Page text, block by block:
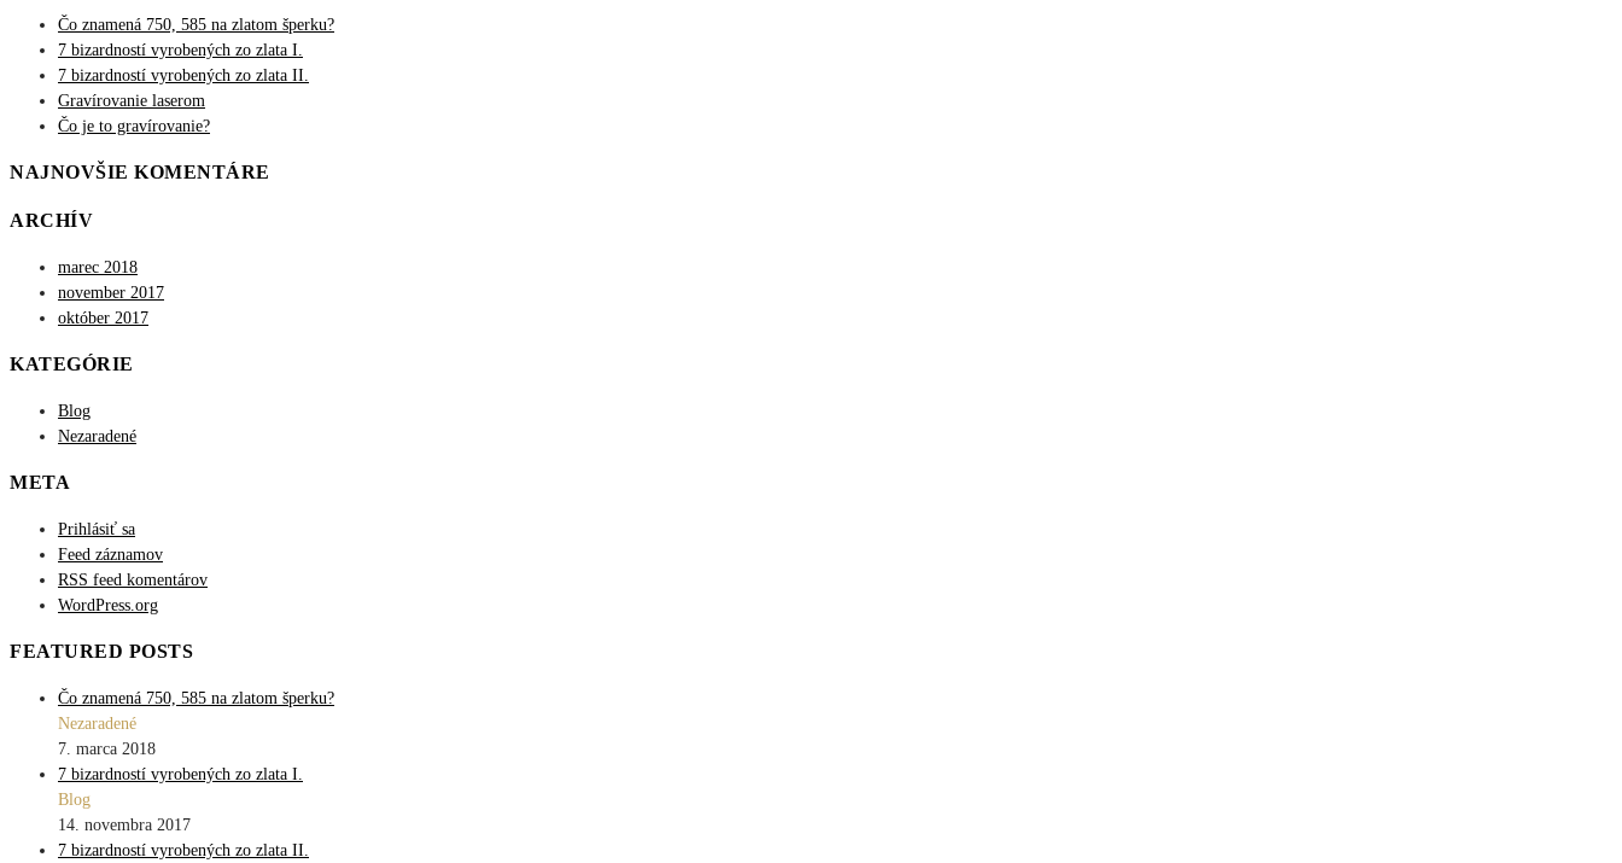
Čo znamená 750, 585 na zlatom šperku?
7 bizardností vyrobených zo zlata I.
7 bizardností vyrobených zo zlata II.
Gravírovanie laserom
Čo je to gravírovanie?
NAJNOVŠIE KOMENTÁRE
ARCHÍV
marec 2018
november 2017
október 2017
KATEGÓRIE
Blog
Nezaradené
META
Prihlásiť sa
Feed záznamov
RSS feed komentárov
WordPress.org
FEATURED POSTS
Čo znamená 750, 585 na zlatom šperku?
Nezaradené
7. marca 2018
7 bizardností vyrobených zo zlata I.
Blog
14. novembra 2017
7 bizardností vyrobených zo zlata II.